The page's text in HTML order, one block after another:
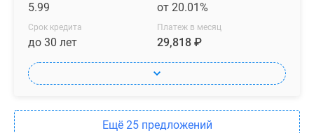
5.99 от 20.01%
Срок кредита
до 30 лет
Платеж в месяц
29,818 ₽
Ещё 25 предложений